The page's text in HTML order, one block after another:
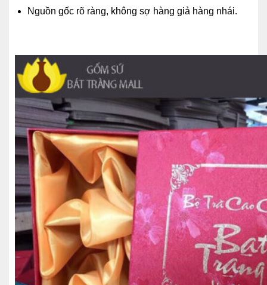
Nguồn gốc rõ ràng, không sợ hàng giả hàng nhái.